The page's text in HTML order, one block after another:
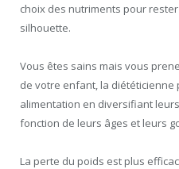
choix des nutriments pour
silhouette.
Vous êtes sains mais vous
de votre enfant, la
alimentation en diversifiant
fonction de leurs âges et leurs
La perte du poids est plus